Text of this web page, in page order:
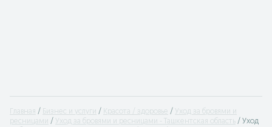
Главная Бизнес и услуги Красота / здоровье
Уход за бровями и
ресницами
Уход за бровями и ресницами - Ташкентская область
Уход